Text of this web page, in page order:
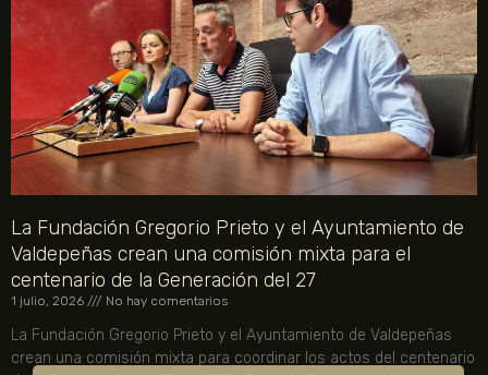
La Fundación Gregorio Prieto y el Ayuntamiento de
Valdepeñas crean una comisión mixta para el
centenario de la Generación del 27
1 julio, 2026 No hay comentarios
La Fundación Gregorio Prieto y el Ayuntamiento de Valdepeñas
crean una comisión mixta para coordinar los actos del centenario